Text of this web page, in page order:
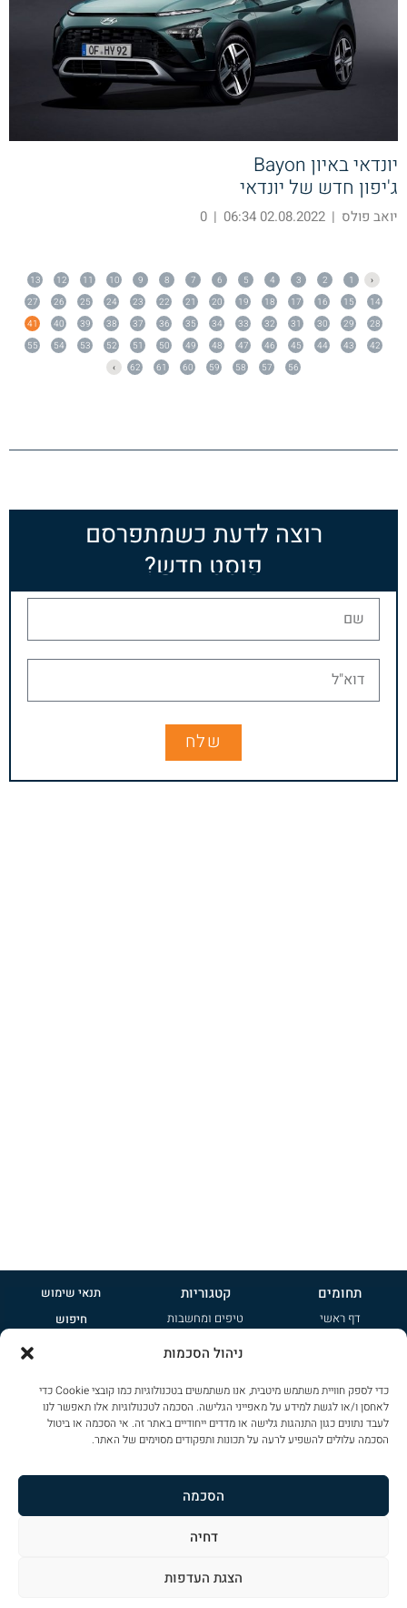
ניהול הסכמות
כדי לספק חוויית משתמש מיטבית, אנו משתמשים בטכנולוגיות כמו קובצי Cookie כדי
לאחסן ו/או לגשת למידע על מאפייני הגלישה. הסכמה לטכנולוגיות אלו תאפשר לנו
לעבד נתונים כגון התנהגות גלישה או מדדים ייחודיים באתר זה. אי הסכמה או ביטול
הסכמה עלולים להשפיע לרעה על תכונות ותפקודים מסוימים של האתר.
הסכמה
דחיה
הצגת העדפות
יונדאי באיון Bayon
ג'יפון חדש של יונדאי
יואב פולס |
02.08.2022 06:34
|
0
‹
1
2
3
4
5
6
7
8
9
10
11
12
13
14
15
16
17
18
19
20
21
22
23
24
25
26
27
28
29
30
31
32
33
34
35
36
37
38
39
40
41
42
43
44
45
46
47
48
49
50
51
52
53
54
55
56
57
58
59
60
61
62
›
רוצה לדעת כשמתפרסם
פוסט חדש?
שלח
תחומים
דף ראשי
ציי רכב
צור קשר
קטגוריות
טיפים ומחשבות
קטנות
ג'יפונים
שטח
ספורט
פרימיום
תנאי שימוש
חיפוש
מדיניות פרטיות
שימוש בקוקיז
מפת אתר
עיצוב: ליאת דורון מרזן – עיצוב ומיתוג